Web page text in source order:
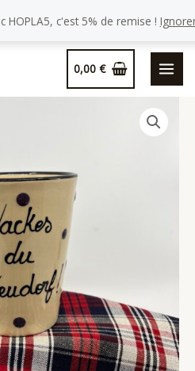
HOPLA5, c'est 5% de remise !
0,00€